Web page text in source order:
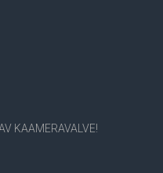
KAAMERAVALVE!